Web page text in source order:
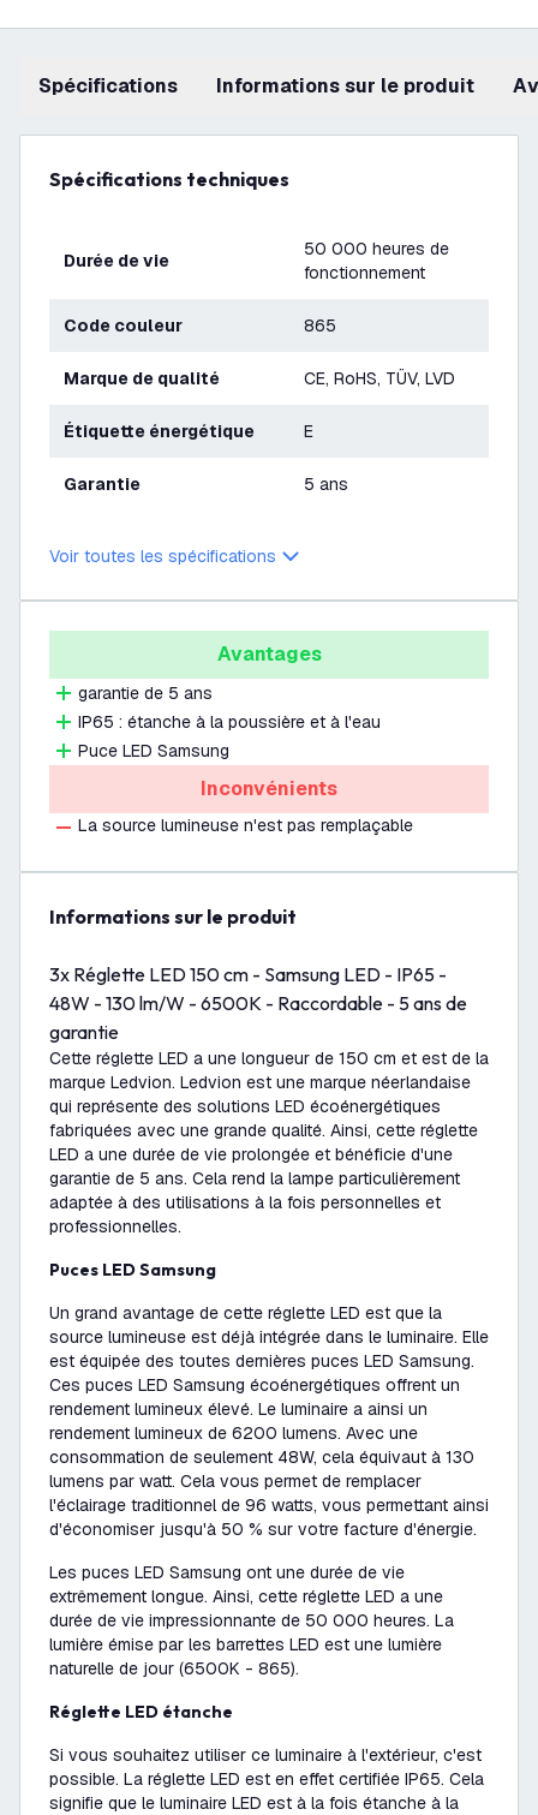
Spécifications Informations sur le produit
Spécifications techniques
Durée de vie
50 000 heures de
fonctionnement
Code couleur 865
Marque de qualité CE, RoHS, TÜV, LVD
Étiquette énergétique E
Garantie 5 ans
Voir toutes les spécifications
Avantages
garantie de 5 ans
IP65 : étanche à la poussière et à l'eau
Puce LED Samsung
Inconvénients
La source lumineuse n'est pas remplaçable
Informations sur le produit
3x Réglette LED 150 cm - Samsung LED - IP65 -
48W - 130 lm/W - 6500K - Raccordable - 5 ans de
garantie
Cette réglette LED a une longueur de 150 cm et est de la
marque Ledvion. Ledvion est une marque néerlandaise
qui représente des solutions LED écoénergétiques
fabriquées avec une grande qualité. Ainsi, cette réglette
LED a une durée de vie prolongée et bénéficie d'une
garantie de 5 ans. Cela rend la lampe particulièrement
adaptée à des utilisations à la fois personnelles et
professionnelles.
Puces LED Samsung
Un grand avantage de cette réglette LED est que la
source lumineuse est déjà intégrée dans le luminaire. Elle
est équipée des toutes dernières puces LED Samsung.
Ces puces LED Samsung écoénergétiques offrent un
rendement lumineux élevé. Le luminaire a ainsi un
rendement lumineux de 6200 lumens. Avec une
consommation de seulement 48W, cela équivaut à 130
lumens par watt. Cela vous permet de remplacer
l'éclairage traditionnel de 96 watts, vous permettant ainsi
d'économiser jusqu'à 50 % sur votre facture d'énergie.
Les puces LED Samsung ont une durée de vie
extrêmement longue. Ainsi, cette réglette LED a une
durée de vie impressionnante de 50 000 heures. La
lumière émise par les barrettes LED est une lumière
naturelle de jour (6500K - 865).
Réglette LED étanche
Si vous souhaitez utiliser ce luminaire à l'extérieur, c'est
possible. La réglette LED est en effet certifiée IP65. Cela
signifie que le luminaire LED est à la fois étanche à la